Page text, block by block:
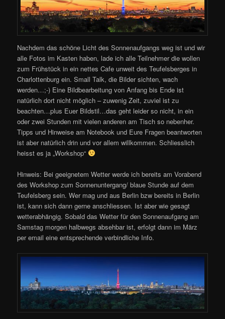
Nachdem das schöne Licht des Sonnenaufgangs weg ist und wir
alle Fotos im Kasten haben, lade ich alle Teilnehmer die wollen
zum Frühstück in ein nettes Cafe unweit des Teufelsberges in
Charlottenburg ein. Small Talk, die Bilder sichten, wach
werden…;-) Eine Bildbearbeitung von Anfang bis Ende ist
natürlich dort nicht möglich – zuwenig Zeit, zuviel ist zu
beachten…plus Euer Bildstil…das geht leider so nicht, in ein
oder zwei Stunden mit vielen anderen am Tisch so nebenher.
Tipps und Hinweise am Notebook und Eure Fragen beantworten
ist aber natürlich drin und vor allem willkommen. Schliesslich
heisst es ja „Workshop“
Hinweis: Bei geeignetem Wetter werde ich bereits am Vorabend
des Workshop zum Sonnenuntergang/ blaue Stunde auf dem
Teufelsberg sein. Wer mag und aus Berlin bzw bereits in Berlin
ist, kann sich dann gerne anschliessen. Ist aber wie gesagt
wetterabhängig. Sobald das Wetter für den Sonnenaufgang am
Samstag morgen halbwegs absehbar ist, erfolgt dann im März
per email eine entsprechende verbindliche Info.